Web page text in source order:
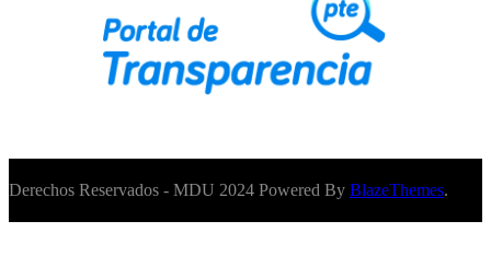
Derechos Reservados - MDU 2024 Powered By BlazeThemes.